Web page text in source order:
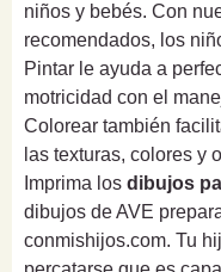
niños y bebés. Con
recomendados, los
Pintar le ayuda a
motricidad con el
Colorear también
las texturas, colores y
Imprima los dibujos
dibujos de AVE
conmishijos.com. Tu